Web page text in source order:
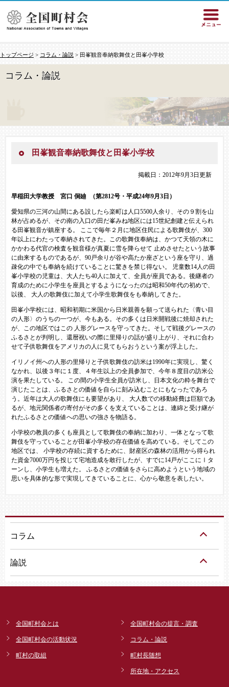
トップページ > コラム・論説 > 田峯観音奉納歌舞伎と田峯小学校
コラム・論説
田峯観音奉納歌舞伎と田峯小学校
掲載日：2012年9月3日更新
早稲田大学教授 宮口 侗廸 （第2812号・平成24年9月3日）
愛知県の三河の山間にある設したら楽町は人口5500人余り、その９割を山
林が占めるが、その南の入口の田だ峯みね地区には15世紀創建と伝えられ
る田峯観音が鎮座する。 ここで毎年２月に地区住民による歌舞伎が、300
年以上にわたって奉納されてきた。この歌舞伎奉納は、かつて天領の木に
かかわる代官の検査を観音様が真夏に雪を降らせて 止めさせたという故事
に由来するものであるが、90戸余りが谷や高たか座ざという座を守り、過
疎化の中でも奉納を続けていることに驚きを禁じ得ない。 児童数14人の田
峯小学校の児童は、大人たち40人に加えて、全員が座員である。後継者の
育成のために小学生を座員とするようになったのは昭和50年代の初めで、
以後、 大人の歌舞伎に加えて小学生歌舞伎をも奉納してきた。
田峯小学校には、昭和初期に米国から日米親善を願って送られた〈青い目
の人形〉のうちの一つが、今もある。その多くは日米開戦後に焼却された
が、この地区ではこの 人形グレースを守ってきた。そして戦後グレースの
ふるさとが判明し、還暦祝いの際に里帰りの話が盛り上がり、それに合わ
せて子供歌舞伎をアメリカの人に見てもらおうという案が浮上した。
イリノイ州への人形の里帰りと子供歌舞伎の訪米は1990年に実現し、驚く
なかれ、以後３年に１度、４年生以上の全員参加で、今年８度目の訪米公
演を果たしている。 この間の小学生全員が訪米し、日本文化の粋を舞台で
演じたことは、ふるさとの価値を自らに刻み込むことにもなったであろ
う。近年は大人の歌舞伎にも要望があり、 大人数での移動経費は巨額であ
るが、地元関係者の寄付がその多くを支えていることは、連綿と受け継が
れたふるさとの価値への思いの強さを物語る。
小学校の教員の多くも座員として歌舞伎の奉納に加わり、一体となって歌
舞伎を守っていることが田峯小学校の存在価値を高めている。そしてこの
地区では、 小学校の存続に資するために、財産区の森林の活用から得られ
た資金7000万円を投じて宅地造成を敢行したが、すでに14戸がここにⅠタ
ーンし、小学生も増えた。 ふるさとの価値をさらに高めようという地域の
思いを具体的な形で実現してきていることに、心から敬意を表したい。
コラム
論説
全国町村会とは
全国町村会の活動状況
町村の取組
全国町村会の提言・調査
コラム・論説
町村長随想
所在地・アクセス